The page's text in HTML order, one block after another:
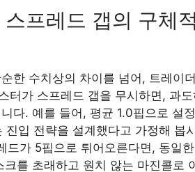
프레드 갭의 구체적
한 수치상의 차이를 넘어, 트레이
터가 스프레드 갭을 무시하면, 과
다. 예를 들어, 평균 1.0핍으로 설
입 전략을 설계했다고 가정해 봅시
드가 5핍으로 튀어오른다면, 동일한
를 초래하고 원치 않는 마진콜로